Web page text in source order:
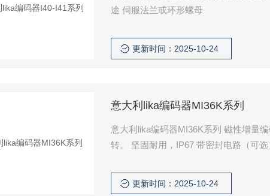
途 伺服法兰或环形螺母
更新时间：2025-10-24
意大利lika编码器MI36K系列
意大利lika编码器MI36K系列 磁性增量
转。 坚固耐用，IP67 带密封电路（可选
更新时间：2025-10-24